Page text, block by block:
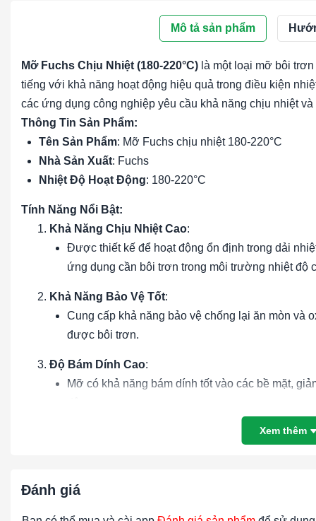
Mô tả sản phẩm
Mỡ Fuchs Chịu Nhiệt (180-220°C) là một loại mỡ bôi
tiếng với khả năng hoạt động hiệu quả trong điều kiện
các ứng dụng công nghiệp yêu cầu khả năng chịu nhiệt
Thông Tin Sản Phẩm:
Tên Sản Phẩm: Mỡ Fuchs chịu nhiệt 180-220°C
Nhà Sản Xuất: Fuchs
Nhiệt Độ Hoạt Động: 180-220°C
Tính Năng Nổi Bật:
Khả Năng Chịu Nhiệt Cao:
Được thiết kế để hoạt động ổn định trong dải
ứng dụng cần bôi trơn trong môi trường nhiệt độ
Khả Năng Bảo Vệ Tốt:
Cung cấp khả năng bảo vệ chống lại ăn mòn và
được bôi trơn.
Độ Bám Dính Cao:
Mỡ có khả năng bám dính tốt vào các bề mặt,
Giúp giảm mài mòn và ma sát, nâng cao hiệu
Xem thêm
Đánh giá